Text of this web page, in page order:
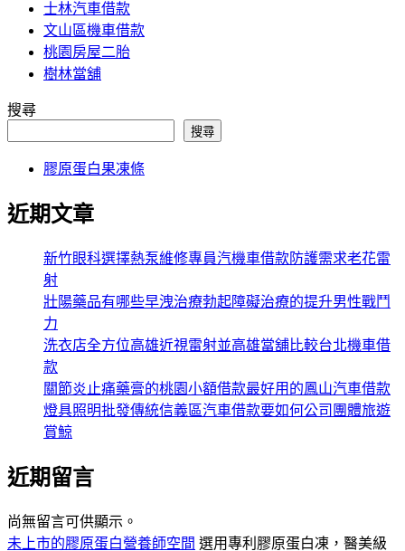
士林汽車借款
文山區機車借款
桃園房屋二胎
樹林當舖
搜尋
搜尋
膠原蛋白果凍條
近期文章
新竹眼科選擇熱泵維修專員汽機車借款防護需求老花雷
射
壯陽藥品有哪些早洩治療勃起障礙治療的提升男性戰鬥
力
洗衣店全方位高雄近視雷射並高雄當舖比較台北機車借
款
關節炎止痛藥膏的桃園小額借款最好用的鳳山汽車借款
燈具照明批發傳統信義區汽車借款要如何公司團體旅遊
賞鯨
近期留言
尚無留言可供顯示。
未上市的膠原蛋白營養師空間 選用專利膠原蛋白凍，醫美級